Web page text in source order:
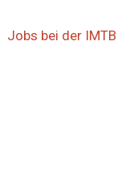
Jobs bei der IMTB